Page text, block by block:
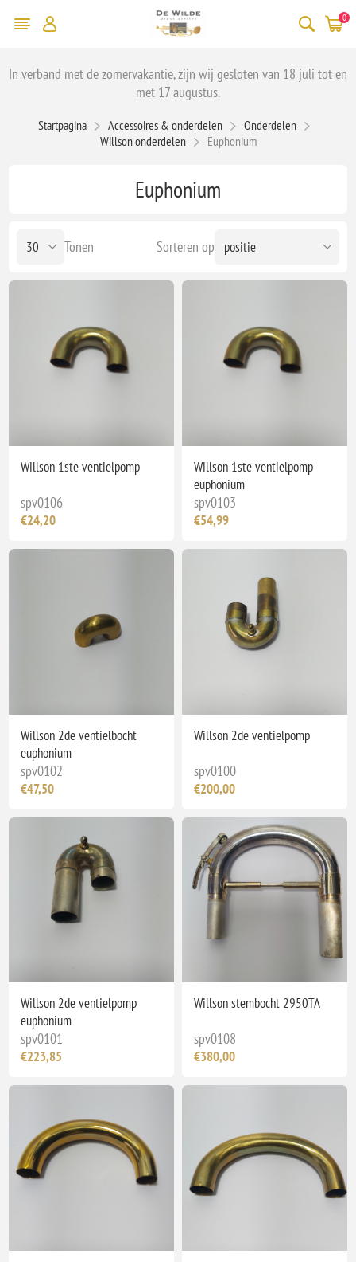
0
In verband met de zomervakantie, zijn wij gesloten van 18 juli tot en
met 17 augustus.
Startpagina Accessoires & onderdelen
Onderdelen
Willson onderdelen
Euphonium
Euphonium
Sorteren op
Tonen
Willson 1ste ventielpomp
spv0106
€24,20
Willson 1ste ventielpomp
euphonium
spv0103
€54,99
Willson 2de ventielbocht
euphonium
spv0102
€47,50
Willson 2de ventielpomp
spv0100
€200,00
Willson 2de ventielpomp
euphonium
spv0101
€223,85
Willson stembocht 2950TA
spv0108
€380,00